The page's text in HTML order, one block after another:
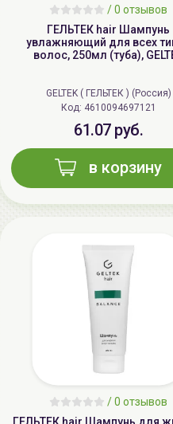
/0 отзывов
ГЕЛЬТЕК hair Шампунь
увлажняющий для всех
волос, 250мл (туба),
GELTEK ( ГЕЛЬТЕК ) (Россия)
Код: 4610094697121
61.07 руб.
в корзину
/0 отзывов